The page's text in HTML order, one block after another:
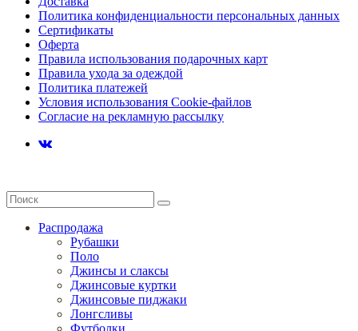
Политика конфиденциальности персональных данных
Сертификаты
Оферта
Правила использования подарочных карт
Правила ухода за одеждой
Политика платежей
Условия использования Cookie-файлов
Согласие на рекламную рассылку
Распродажа
Рубашки
Поло
Джинсы и слаксы
Джинсовые куртки
Джинсовые пиджаки
Лонгсливы
Футболки